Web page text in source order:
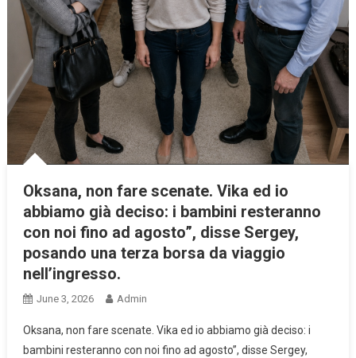
Oksana, non fare scenate. Vika ed io
abbiamo già deciso: i bambini resteranno
con noi fino ad agosto”, disse Sergey,
posando una terza borsa da viaggio
nell’ingresso.
June 3, 2026 Admin
Oksana, non fare scenate. Vika ed io abbiamo già deciso: i
bambini resteranno con noi fino ad agosto”, disse Sergey,